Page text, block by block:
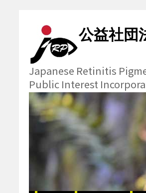
公益社団
Japanese Retinitis
Public Interest